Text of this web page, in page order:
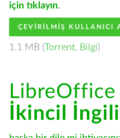
için tıklayın.
ÇEVIRILMIŞ KULLANICI
1.1 MB (Torrent, Bilgi)
LibreOffice
İkincil